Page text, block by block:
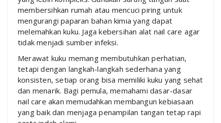
membersihkan rumah atau mencuci piring untuk
mengurangi paparan bahan kimia yang dapat
melemahkan kuku. Jaga kebersihan alat nail care agar
tidak menjadi sumber infeksi.
Merawat kuku memang membutuhkan perhatian,
tetapi dengan langkah-langkah sederhana yang
konsisten, setiap orang bisa memiliki kuku yang sehat
dan menarik. Bagi pemula, memahami dasar-dasar
nail care akan memudahkan membangun kebiasaan
yang baik dan menjaga penampilan tangan tetap rapi